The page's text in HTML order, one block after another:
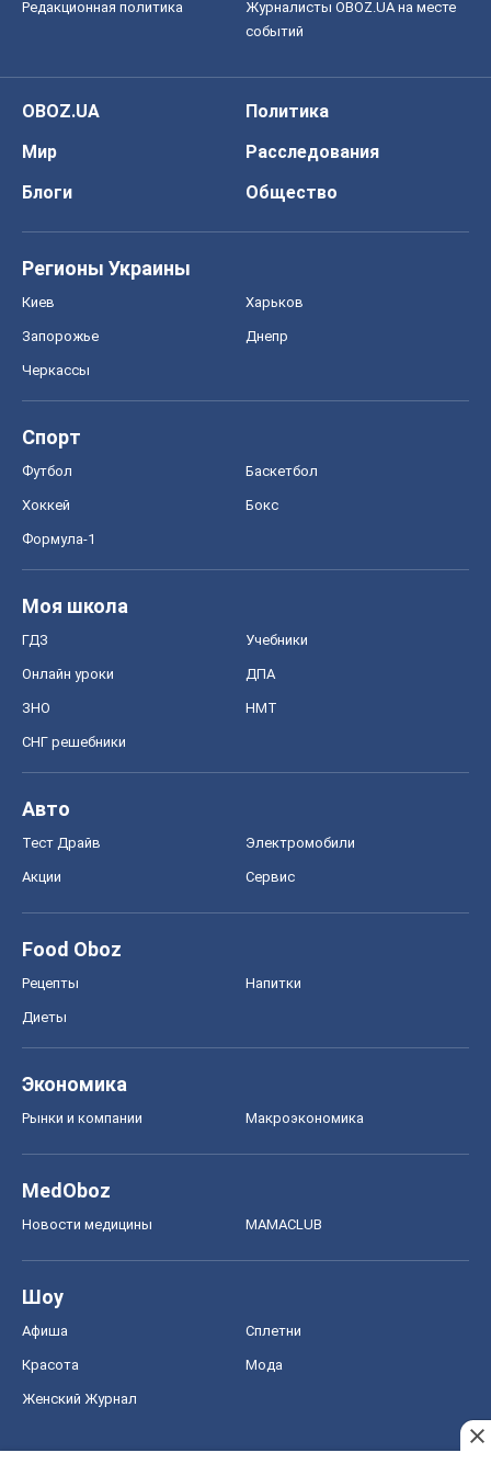
Редакционная политика
Журналисты OBOZ.UA на месте
событий
OBOZ.UA
Политика
Мир
Расследования
Блоги
Общество
Регионы Украины
Киев Харьков
Запорожье Днепр
Черкассы
Спорт
Футбол Баскетбол
Хоккей Бокс
Формула-1
Моя школа
ГДЗ Учебники
Онлайн уроки ДПА
ЗНО НМТ
СНГ решебники
Авто
Тест Драйв Электромобили
Акции Сервис
Food Oboz
Рецепты Напитки
Диеты
Экономика
Рынки и компании Mакроэкономика
MedOboz
Новости медицины MAMACLUB
Шоу
Афиша Сплетни
Красота Мода
Женский Журнал